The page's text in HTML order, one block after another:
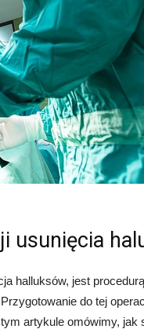
usunięcia
halluksów, jest
do tej
artykule omówimy, jak